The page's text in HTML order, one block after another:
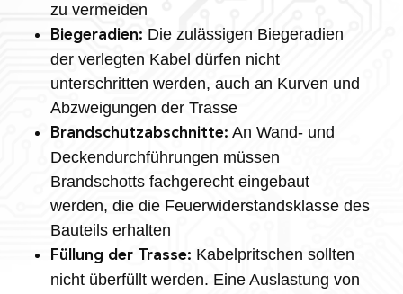
zu vermeiden
Biegeradien: Die zulässigen Biegeradien
der verlegten Kabel dürfen nicht
unterschritten werden, auch an Kurven und
Abzweigungen der Trasse
Brandschutzabschnitte: An Wand- und
Deckendurchführungen müssen
Brandschotts fachgerecht eingebaut
werden, die die Feuerwiderstandsklasse des
Bauteils erhalten
Füllung der Trasse: Kabelpritschen sollten
nicht überfüllt werden. Eine Auslastung von